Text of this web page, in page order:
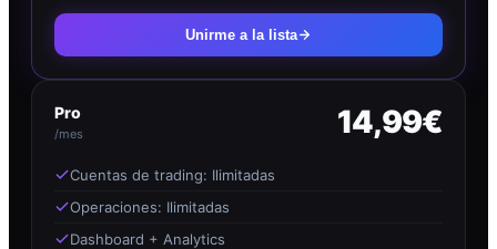
Unirme a la lista
Pro
/mes 14,99€
Cuentas de trading: Ilimitadas
Operaciones: Ilimitadas
Dashboard + Analytics